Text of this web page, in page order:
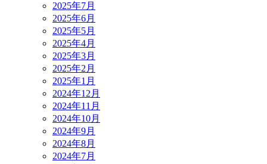
2025年7月
2025年6月
2025年5月
2025年4月
2025年3月
2025年2月
2025年1月
2024年12月
2024年11月
2024年10月
2024年9月
2024年8月
2024年7月